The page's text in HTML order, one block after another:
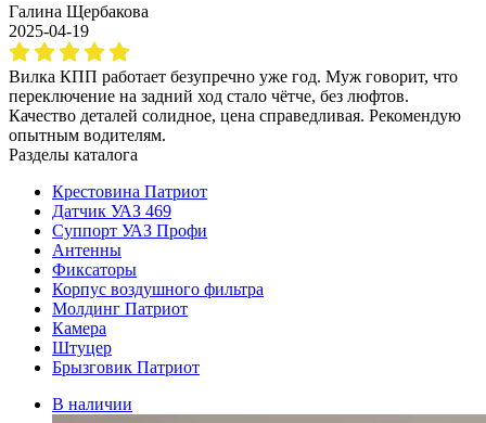
Галина Щербакова
2025-04-19
Вилка КПП работает безупречно уже год. Муж говорит, что
переключение на задний ход стало чётче, без люфтов.
Качество деталей солидное, цена справедливая. Рекомендую
опытным водителям.
Разделы каталога
Крестовина Патриот
Датчик УАЗ 469
Суппорт УАЗ Профи
Антенны
Фиксаторы
Корпус воздушного фильтра
Молдинг Патриот
Камера
Штуцер
Брызговик Патриот
В наличии